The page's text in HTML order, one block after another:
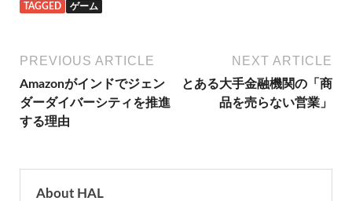
c
e
b
o
o
t
t
r
n
i
l
TAGGED ゲーム
PREVIOUS ARTICLE
Amazonがインドでジェン
ダーダイバーシティを推進
する理由
NEXT ARTICLE
とある大手金融機関の「商
品を売らない営業」
About HAL